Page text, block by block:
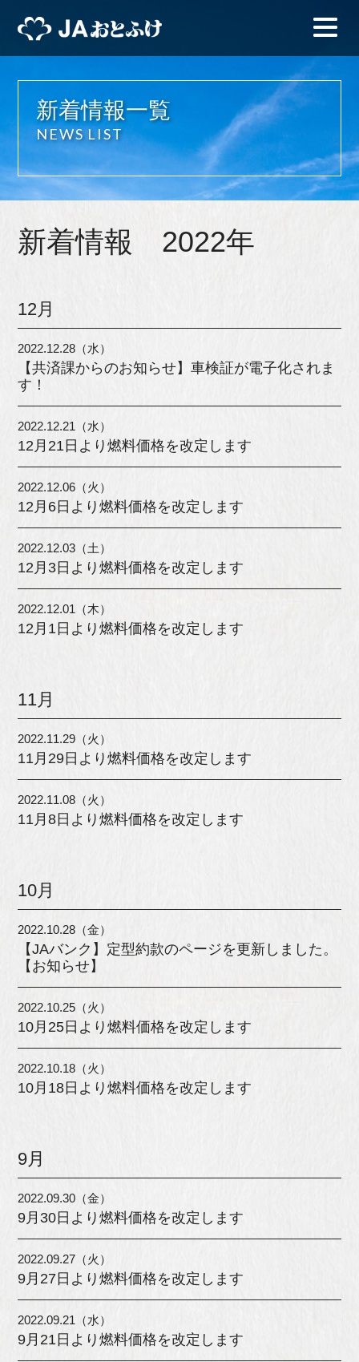
新着情報一覧
NEWS LIST
新着情報 2022年
12月
2022.12.28（水）
【共済課からのお知らせ】車検証が電子化されま
す！
2022.12.21（水）
12月21日より燃料価格を改定します
2022.12.06（火）
12月6日より燃料価格を改定します
2022.12.03（土）
12月3日より燃料価格を改定します
2022.12.01（木）
12月1日より燃料価格を改定します
11月
2022.11.29（火）
11月29日より燃料価格を改定します
2022.11.08（火）
11月8日より燃料価格を改定します
10月
2022.10.28（金）
【JAバンク】定型約款のページを更新しました。
【お知らせ】
2022.10.25（火）
10月25日より燃料価格を改定します
2022.10.18（火）
10月18日より燃料価格を改定します
9月
2022.09.30（金）
9月30日より燃料価格を改定します
2022.09.27（火）
9月27日より燃料価格を改定します
2022.09.21（水）
9月21日より燃料価格を改定します